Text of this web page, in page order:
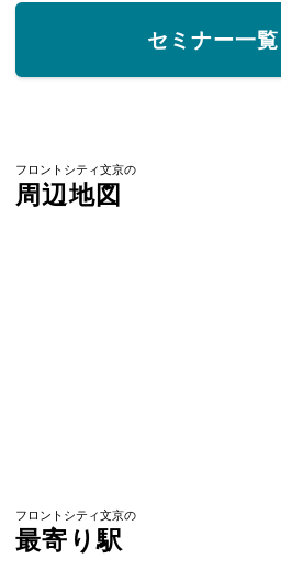
セミナー一
フロントシティ文京の
周辺地図
フロントシティ文京の
最寄り駅